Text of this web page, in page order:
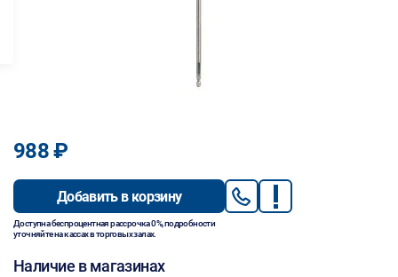
988 ₽
Добавить в корзину
Доступна беспроцентная рассрочка 0%, подробности
уточняйте на кассах в торговых залах.
Наличие в магазинах